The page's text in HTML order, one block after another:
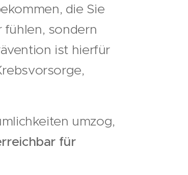
die Sie
fühlen, sondern
ist hierfür
umzog,
für